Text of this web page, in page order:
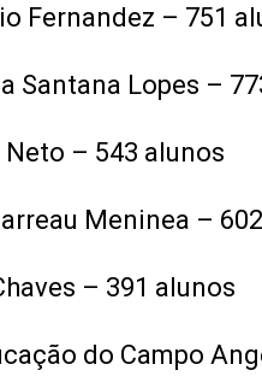
Fernandez – 751
Santana Lopes –
Neto – 543 alunos
Meninea –
– 391 alunos
do Campo